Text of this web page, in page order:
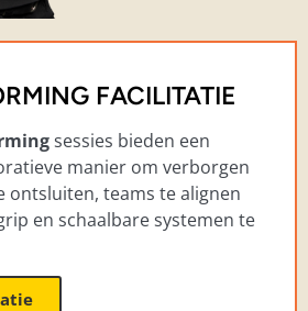
FACILITATIE
sessies bieden een
manier om verborgen
ontsluiten, teams te alignen
en schaalbare systemen te